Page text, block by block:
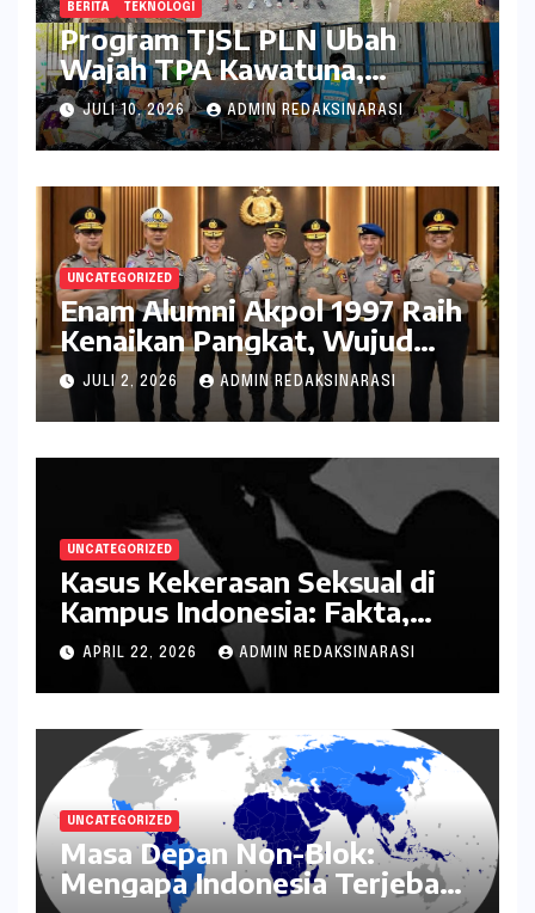
BERITA TEKNOLOGI
Program TJSL PLN Ubah
Wajah TPA Kawatuna,
Sampah Kini Bernilai Ekonomi
dan Lingkungan
JULI 10, 2026 ADMIN REDAKSINARASI
UNCATEGORIZED
Enam Alumni Akpol 1997 Raih
Kenaikan Pangkat, Wujud
Penghargaan atas Pengabdian
kepada Negara
JULI 2, 2026 ADMIN REDAKSINARASI
UNCATEGORIZED
Kasus Kekerasan Seksual di
Kampus Indonesia: Fakta,
Pola Berulang, dan Tantangan
Penanganannya
APRIL 22, 2026 ADMIN REDAKSINARASI
UNCATEGORIZED
Masa Depan Non-Blok:
Mengapa Indonesia Terjebak